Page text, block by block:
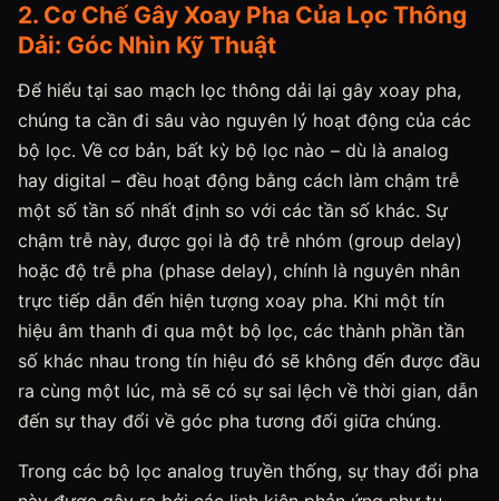
2. Cơ Chế Gây Xoay Pha Của Lọc Thông
Dải: Góc Nhìn Kỹ Thuật
Để hiểu tại sao mạch lọc thông dải lại gây xoay pha,
chúng ta cần đi sâu vào nguyên lý hoạt động của các
bộ lọc. Về cơ bản, bất kỳ bộ lọc nào – dù là analog
hay digital – đều hoạt động bằng cách làm chậm trễ
một số tần số nhất định so với các tần số khác. Sự
chậm trễ này, được gọi là độ trễ nhóm (group delay)
hoặc độ trễ pha (phase delay), chính là nguyên nhân
trực tiếp dẫn đến hiện tượng xoay pha. Khi một tín
hiệu âm thanh đi qua một bộ lọc, các thành phần tần
số khác nhau trong tín hiệu đó sẽ không đến được đầu
ra cùng một lúc, mà sẽ có sự sai lệch về thời gian, dẫn
đến sự thay đổi về góc pha tương đối giữa chúng.
Trong các bộ lọc analog truyền thống, sự thay đổi pha